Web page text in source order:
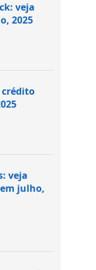
veja
2025
crédito
veja
julho,